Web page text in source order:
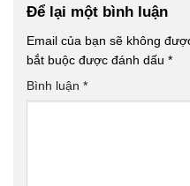
Để lại một bình luận
Email của bạn sẽ không
bắt buộc được đánh dấu *
Bình luận *